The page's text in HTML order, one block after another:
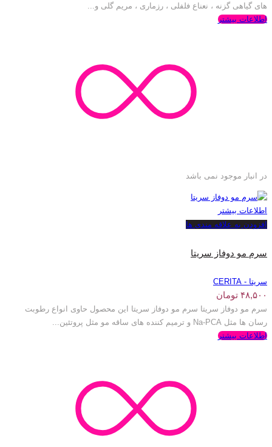
های گیاهی گزنه ، نعناع فلفلی ، رزماری ، مریم گلی و...
اطلاعات بیشتر
در انبار موجود نمی باشد
اطلاعات بیشتر
افزودن به علاقه مندی ها
سرم مو دوفاز سریتا
سریتا - CERITA
۴۸,۵۰۰ تومان
سرم مو دوفاز سریتا سرم مو دوفاز سریتا این محصول حاوی انواع رطوبت
رسان ها مثل Na-PCA و ترمیم کننده های ساقه مو مثل پروتئین...
اطلاعات بیشتر